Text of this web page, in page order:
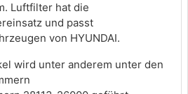
Luftfilter hat die
und passt
von HYUNDAI.
wird unter anderem unter den